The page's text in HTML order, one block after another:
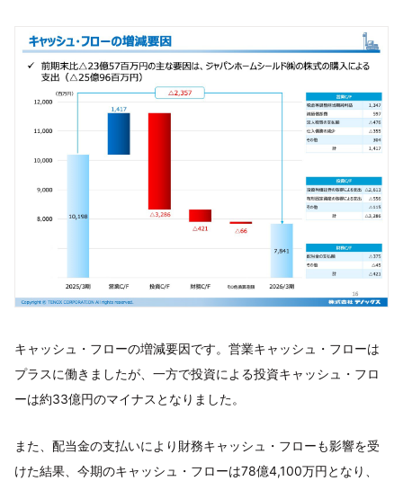
キャッシュ・フローの増減要因です。営業キャッシュ・フローは
プラスに働きましたが、一方で投資による投資キャッシュ・フロ
ーは約33億円のマイナスとなりました。
また、配当金の支払いにより財務キャッシュ・フローも影響を受
けた結果、今期のキャッシュ・フローは78億4,100万円となり、